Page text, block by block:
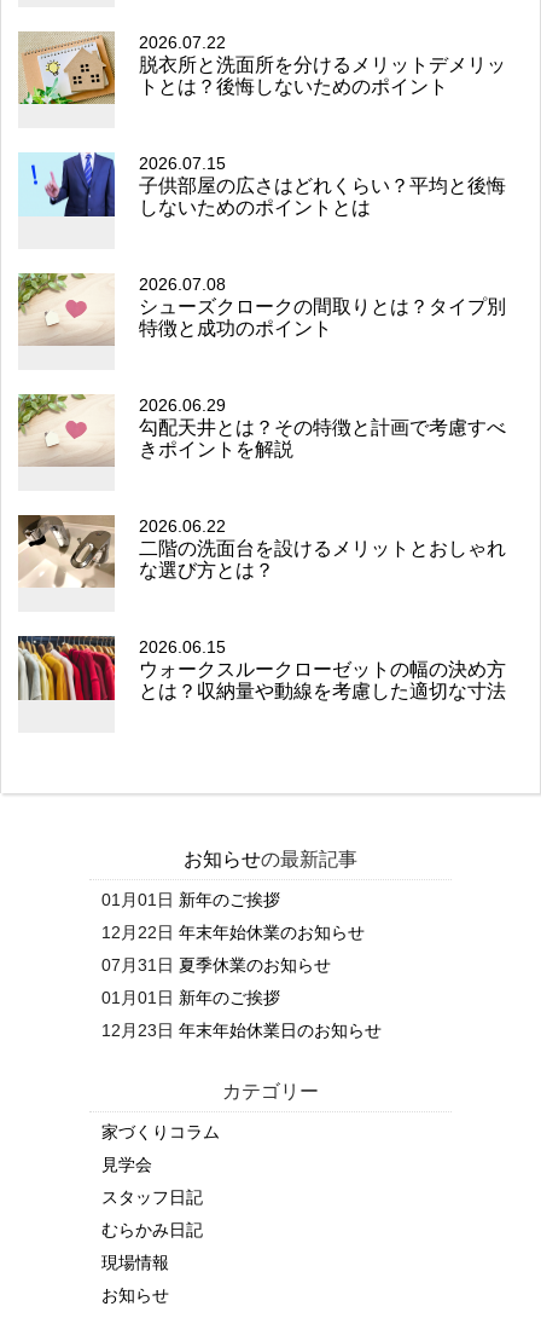
2026.07.22
脱衣所と洗面所を分けるメリットデメリッ
トとは？後悔しないためのポイント
2026.07.15
子供部屋の広さはどれくらい？平均と後悔
しないためのポイントとは
2026.07.08
シューズクロークの間取りとは？タイプ別
特徴と成功のポイント
2026.06.29
勾配天井とは？その特徴と計画で考慮すべ
きポイントを解説
2026.06.22
二階の洗面台を設けるメリットとおしゃれ
な選び方とは？
2026.06.15
ウォークスルークローゼットの幅の決め方
とは？収納量や動線を考慮した適切な寸法
お知らせの最新記事
01月01日 新年のご挨拶
12月22日 年末年始休業のお知らせ
07月31日 夏季休業のお知らせ
01月01日 新年のご挨拶
12月23日 年末年始休業日のお知らせ
カテゴリー
家づくりコラム
見学会
スタッフ日記
むらかみ日記
現場情報
お知らせ